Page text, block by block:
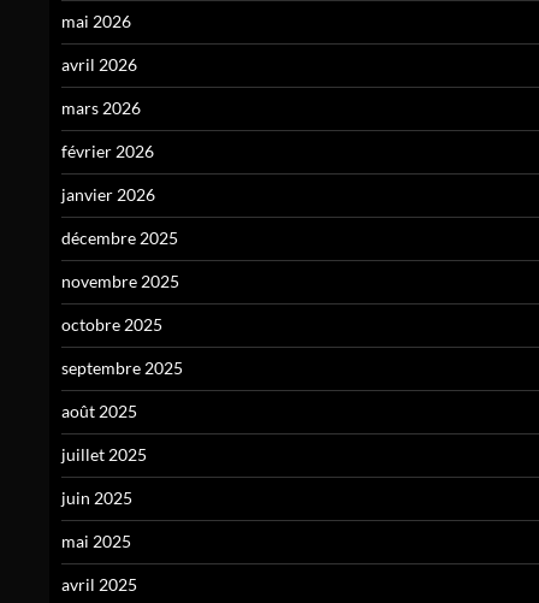
mai 2026
avril 2026
mars 2026
février 2026
janvier 2026
décembre 2025
novembre 2025
octobre 2025
septembre 2025
août 2025
juillet 2025
juin 2025
mai 2025
avril 2025